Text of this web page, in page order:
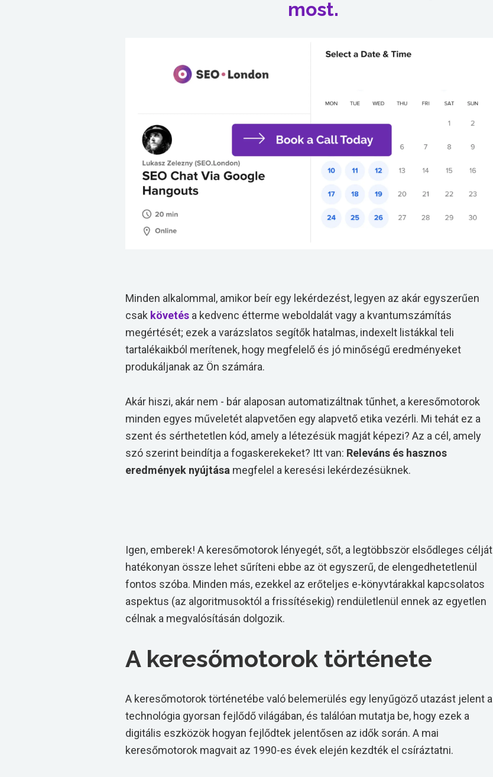
most.
Minden alkalommal, amikor beír egy lekérdezést, legyen az akár egyszerűen
csak követés a kedvenc étterme weboldalát vagy a kvantumszámítás
megértését; ezek a varázslatos segítők hatalmas, indexelt listákkal teli
tartalékaikból merítenek, hogy megfelelő és jó minőségű eredményeket
produkáljanak az Ön számára.
Akár hiszi, akár nem - bár alaposan automatizáltnak tűnhet, a keresőmotorok
minden egyes műveletét alapvetően egy alapvető etika vezérli. Mi tehát ez a
szent és sérthetetlen kód, amely a létezésük magját képezi? Az a cél, amely
szó szerint beindítja a fogaskerekeket? Itt van: Releváns és hasznos
eredmények nyújtása megfelel a keresési lekérdezésüknek.
Igen, emberek! A keresőmotorok lényegét, sőt, a legtöbbször elsődleges célját
hatékonyan össze lehet sűríteni ebbe az öt egyszerű, de elengedhetetlenül
fontos szóba. Minden más, ezekkel az erőteljes e-könyvtárakkal kapcsolatos
aspektus (az algoritmusoktól a frissítésekig) rendületlenül ennek az egyetlen
célnak a megvalósításán dolgozik.
A keresőmotorok története
A keresőmotorok történetébe való belemerülés egy lenyűgöző utazást jelent a
technológia gyorsan fejlődő világában, és találóan mutatja be, hogy ezek a
digitális eszközök hogyan fejlődtek jelentősen az idők során. A mai
keresőmotorok magvait az 1990-es évek elején kezdték el csíráztatni.